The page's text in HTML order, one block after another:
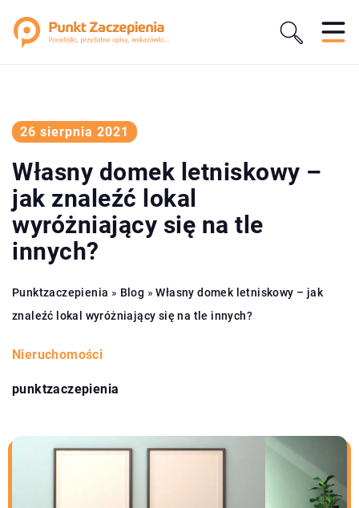
26 sierpnia 2021
Własny domek letniskowy –
jak znaleźć lokal
wyróżniający się na tle
innych?
Punktzaczepienia » Blog »Własny domek letniskowy – jak
znaleźć lokal wyróżniający się na tle innych?
Nieruchomości
punktzaczepienia